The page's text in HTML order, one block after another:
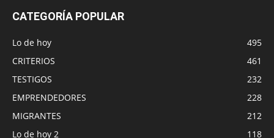
CATEGORÍA POPULAR
Lo de hoy
495
CRITERIOS
461
TESTIGOS
232
EMPRENDEDORES
228
MIGRANTES
212
Lo de hoy 2
118